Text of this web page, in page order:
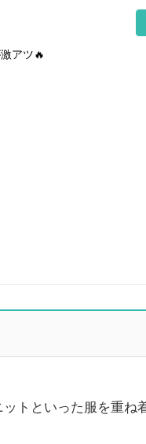
アツ🔥
トといった服を重ね